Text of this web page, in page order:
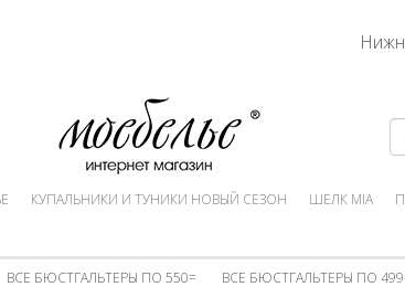
КУПАЛЬНИКИ И ТУНИКИ НОВЫЙ СЕЗОН ШЕЛК MIA
ВСЕ БЮСТГАЛЬТЕРЫ ПО 550= ВСЕ БЮСТГАЛЬТЕРЫ ПО